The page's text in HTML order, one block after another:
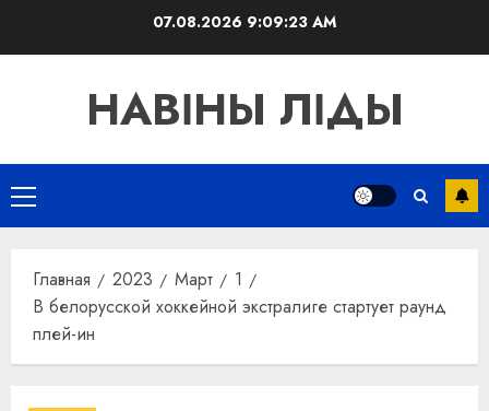
07.08.2026 9:09:23 AM
НАВІНЫ ЛІДЫ
Основное
меню
Главная 2023 Март
1
В белорусской хоккейной экстралиге стартует раунд
плей-ин